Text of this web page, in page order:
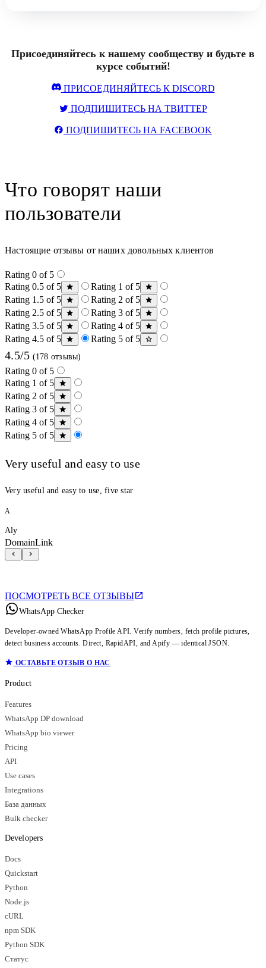
Присоединяйтесь к нашему сообществу и будьте в
курсе событий!
ПРИСОЕДИНЯЙТЕСЬ К DISCORD
ПОДПИШИТЕСЬ НА ТВИТТЕР
ПОДПИШИТЕСЬ НА FACEBOOK
Что говорят наши
пользователи
Настоящие отзывы от наших довольных клиентов
Rating 0 of 5
Rating 0.5 of 5
Rating 1 of 5
Rating 1.5 of 5
Rating 2 of 5
Rating 2.5 of 5
Rating 3 of 5
Rating 3.5 of 5
Rating 4 of 5
Rating 4.5 of 5
Rating 5 of 5
4.5/5 (178 отзывы)
Rating 0 of 5
Rating 1 of 5
Rating 2 of 5
Rating 3 of 5
Rating 4 of 5
Rating 5 of 5
Very useful and easy to use
Very useful and easy to use, five star
A
Aly
DomainLink
ПОСМОТРЕТЬ ВСЕ ОТЗЫВЫ
WhatsApp Checker
Developer-owned WhatsApp Profile API. Verify numbers, fetch profile pictures,
detect business accounts. Direct, RapidAPI, and Apify — identical JSON.
ОСТАВЬТЕ ОТЗЫВ О НАС
Product
Features
WhatsApp DP download
WhatsApp bio viewer
Pricing
API
Use cases
Integrations
База данных
Bulk checker
Developers
Docs
Quickstart
Python
Node.js
cURL
npm SDK
Python SDK
Статус